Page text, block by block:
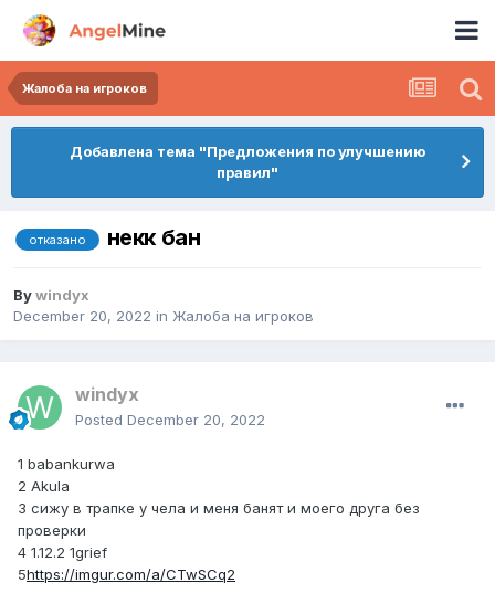
Жалоба на игроков
Добавлена тема "Предложения по улучшению
правил"
отказано некк бан
Bywindyx
December 20, 2022 in Жалоба на игроков
windyx
Posted December 20, 2022
1 babankurwa
2 Akula
3 сижу в трапке у чела и меня банят и моего друга без
проверки
4 1.12.2 1grief
5https://imgur.com/a/CTwSCq2